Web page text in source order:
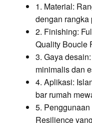
1. Material:
dengan rangka
2. Finishing:
Quality Boucle
3. Gaya
minimalis dan
4. Aplikasi:
bar rumah
5.
Resilience